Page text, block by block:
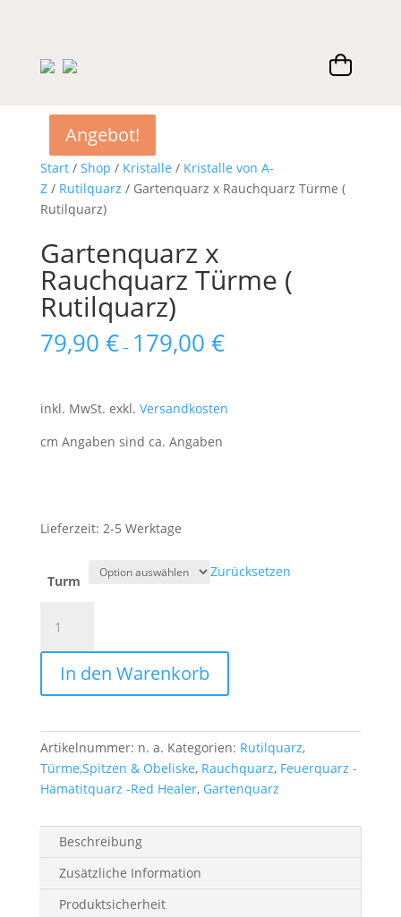
Start/ Shop / Kristalle / Kristalle von A-
Z/ Rutilquarz / Gartenquarz x Rauchquarz Türme (
Rutilquarz)
Gartenquarz x
Rauchquarz Türme (
Rutilquarz)
79,90 €– 179,00 €
inkl. MwSt. exkl. Versandkosten
cm Angaben sind ca. Angaben
Lieferzeit: 2-5 Werktage
Turm
Zurücksetzen
Rauchquarz
Türme
(
Menge
In den Warenkorb
Artikelnummer: n. a. Kategorien: Rutilquarz,
Türme,Spitzen & Obeliske, Rauchquarz, Feuerquarz -
Hämatitquarz -Red Healer, Gartenquarz
Beschreibung
Zusätzliche Information
Produktsicherheit
Angebot!
Angebot!